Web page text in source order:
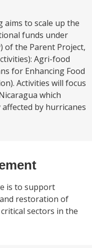
aims to scale up the
funds under
of the Parent Project,
Agri-food
for Enhancing Food
Activities will focus
which
by hurricanes
is to support
restoration of
sectors in the